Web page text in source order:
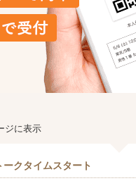
ジに表示
ークタイムスタート